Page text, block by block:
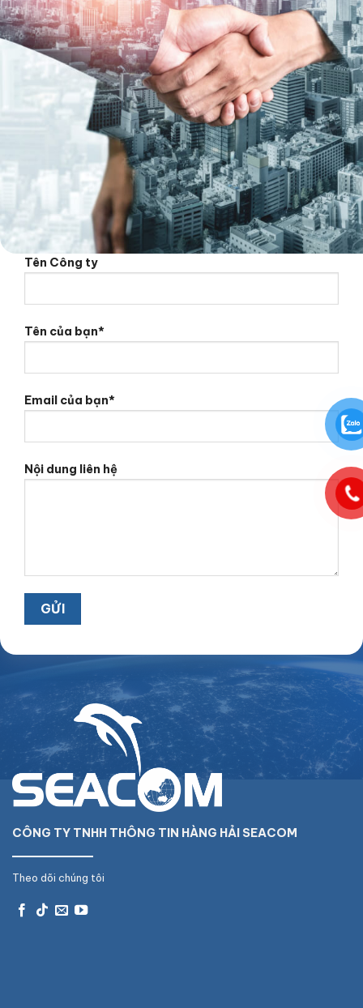
Tên Công ty
Tên của bạn*
Email của bạn*
Nội dung liên hệ
CÔNG TY TNHH THÔNG TIN HÀNG HẢI SEACOM
Theo dõi chúng tôi